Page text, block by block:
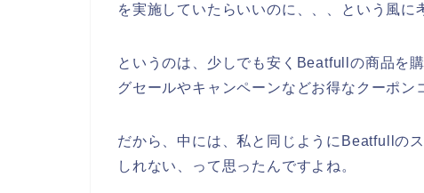
を実施していたらいいのに、、、という風
というのは、少しでも安くBeatfullの商品を
グセールやキャンペーンなどお得なクーポン
だから、中には、私と同じようにBeatfullの
しれない、って思ったんですよね。